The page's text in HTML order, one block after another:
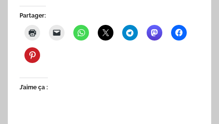
Partager:
J’aime ça :